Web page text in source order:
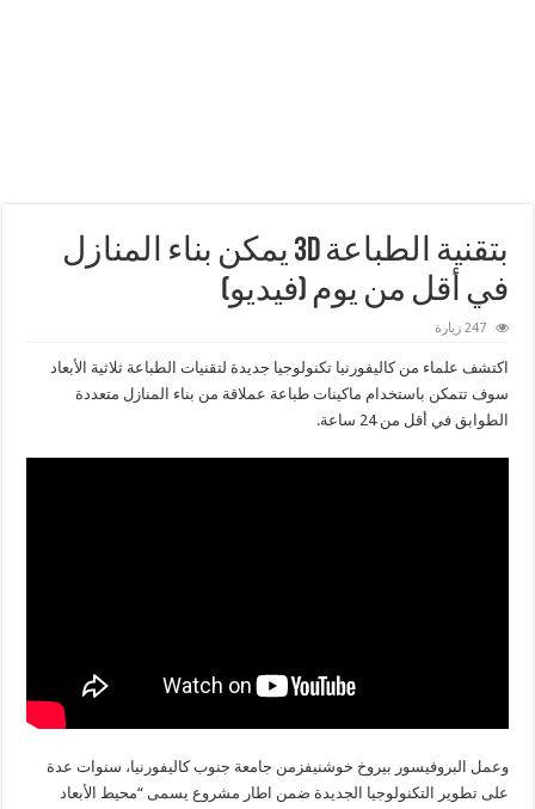
بتقنية الطباعة 3D يمكن بناء المنازل
في أقل من يوم (فيديو)
247 زيارة
اكتشف علماء من كاليفورنيا تكنولوجيا جديدة لتقنيات الطباعة ثلاثية الأبعاد
سوف تتمكن باستخدام ماكينات طباعة عملاقة من بناء المنازل متعددة
الطوابق في أقل من 24 ساعة.
وعمل البروفيسور بيروخ خوشنيفزمن جامعة جنوب كاليفورنيا، سنوات عدة
على تطوير التكنولوجيا الجديدة ضمن اطار مشروع يسمى “محيط الأبعاد